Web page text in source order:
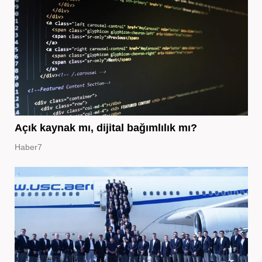
Açık kaynak mı, dijital bağımlılık mı?
Haber7